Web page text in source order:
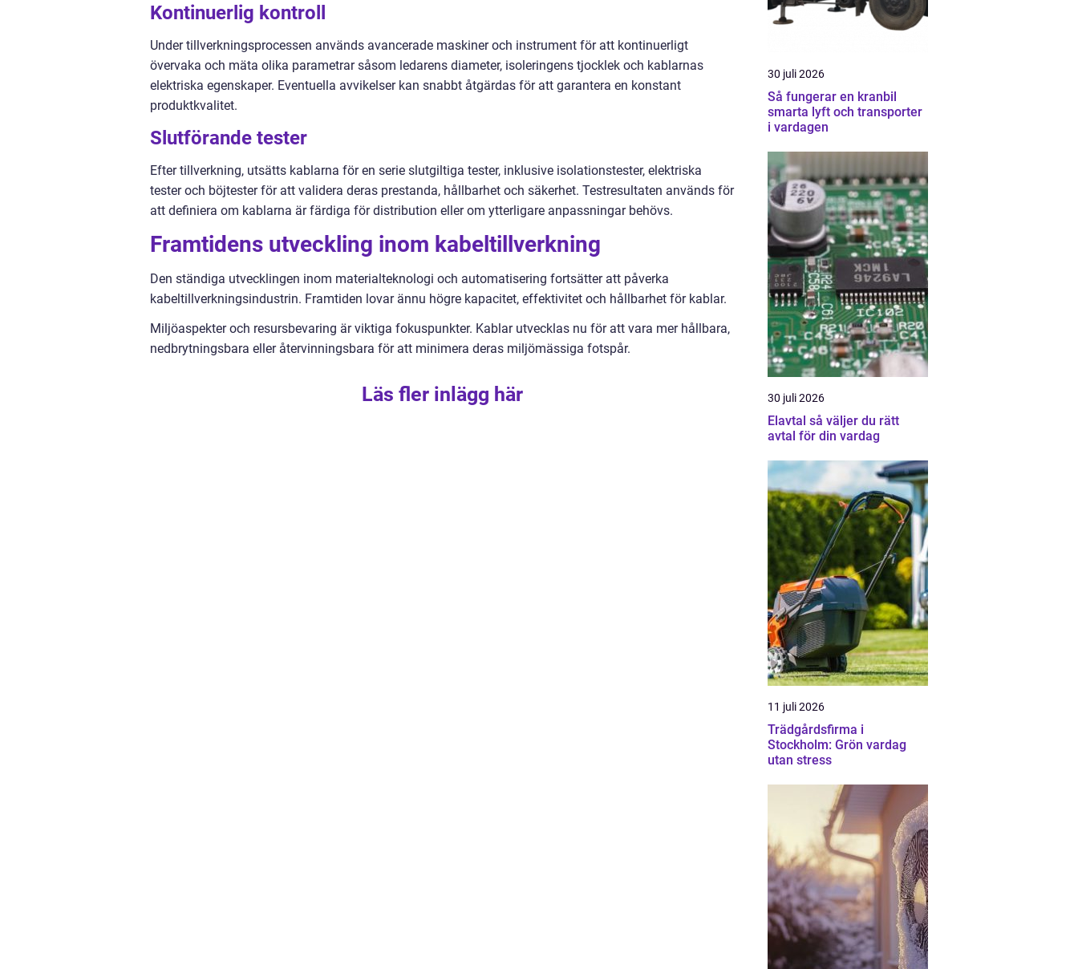
Kontinuerlig kontroll
Under tillverkningsprocessen används avancerade maskiner och instrument för att kontinuerligt
övervaka och mäta olika parametrar såsom ledarens diameter, isoleringens tjocklek och kablarnas
elektriska egenskaper. Eventuella avvikelser kan snabbt åtgärdas för att garantera en konstant
produktkvalitet.
Slutförande tester
Efter tillverkning, utsätts kablarna för en serie slutgiltiga tester, inklusive isolationstester, elektriska
tester och böjtester för att validera deras prestanda, hållbarhet och säkerhet. Testresultaten används för
att definiera om kablarna är färdiga för distribution eller om ytterligare anpassningar behövs.
Framtidens utveckling inom kabeltillverkning
Den ständiga utvecklingen inom materialteknologi och automatisering fortsätter att påverka
kabeltillverkningsindustrin. Framtiden lovar ännu högre kapacitet, effektivitet och hållbarhet för kablar.
Miljöaspekter och resursbevaring är viktiga fokuspunkter. Kablar utvecklas nu för att vara mer hållbara,
nedbrytningsbara eller återvinningsbara för att minimera deras miljömässiga fotspår.
Läs fler inlägg här
30 juli 2026
Så fungerar en kranbil
smarta lyft och transporter
i vardagen
30 juli 2026
Elavtal så väljer du rätt
avtal för din vardag
11 juli 2026
Trädgårdsfirma i
Stockholm: Grön vardag
utan stress